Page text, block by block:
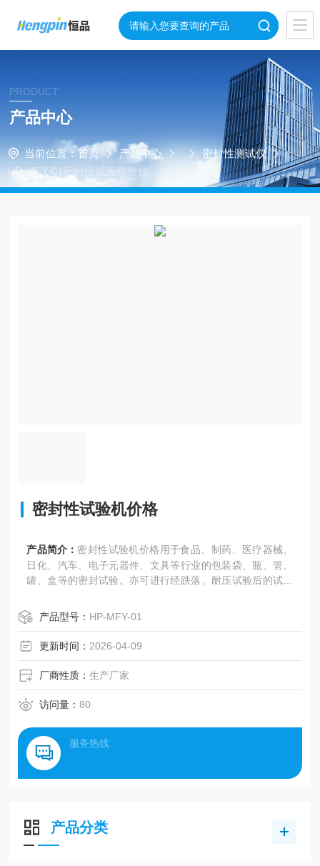
PRODUCT
产品中心
当前位置： 首页 产品中心
密封性测试仪
HP-MFY-01密封性试验机价格
密封性试验机价格
产品简介： 密封性试验机价格用于食品、制药、医疗器械、
日化、汽车、电子元器件、文具等行业的包装袋、瓶、管、
罐、盒等的密封试验。亦可进行经跌落、耐压试验后的试件
产品型号： HP-MFY-01
更新时间： 2026-04-09
厂商性质：生产厂家
访问量：80
服务热线
产品分类